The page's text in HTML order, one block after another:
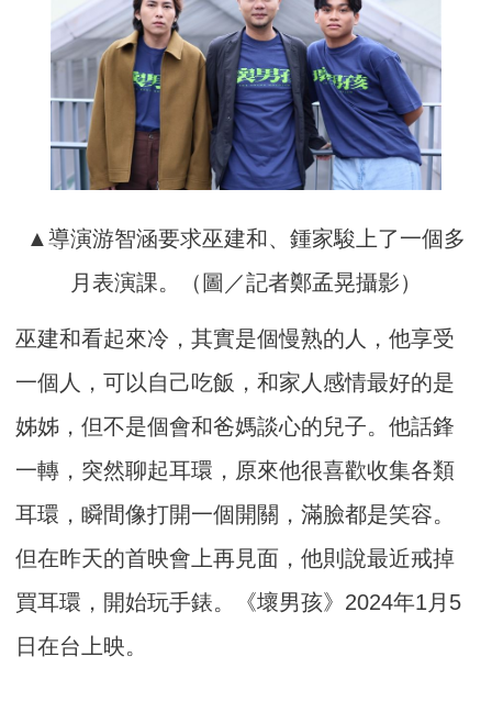
▲導演游智涵要求巫建和、鍾家駿上了一個多
月表演課。（圖／記者鄭孟晃攝影）
巫建和看起來冷，其實是個慢熟的人，他享受
一個人，可以自己吃飯，和家人感情最好的是
姊姊，但不是個會和爸媽談心的兒子。他話鋒
一轉，突然聊起耳環，原來他很喜歡收集各類
耳環，瞬間像打開一個開關，滿臉都是笑容。
但在昨天的首映會上再見面，他則說最近戒掉
買耳環，開始玩手錶。《壞男孩》2024年1月5
日在台上映。